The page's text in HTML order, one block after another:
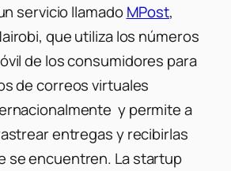
servicio llamadoMPost,
que utiliza los números
de los consumidores para
de correos virtuales
y permite a
entregas y recibirlas
se encuentren. La startup